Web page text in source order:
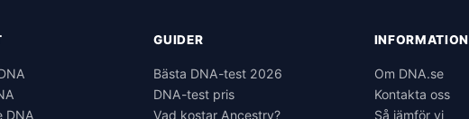
DNA
GUIDER
Bästa DNA-test 2026
DNA-test pris
Vad kostar Ancestry?
INFORMATION
Om DNA.se
Kontakta oss
Så jämför vi